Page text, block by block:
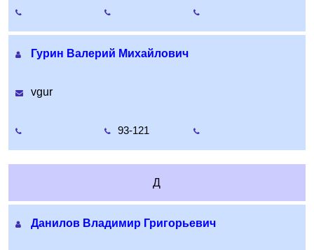
Гурин Валерий Михайлович
vgur
93-121
Д
Данилов Владимир Григорьевич